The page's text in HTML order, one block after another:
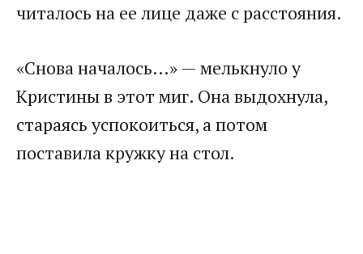
читалось на ее лице даже с расстояния.
«Снова началось…» — мелькнуло у
Кристины в этот миг. Она выдохнула,
стараясь успокоиться, а потом
поставила кружку на стол.